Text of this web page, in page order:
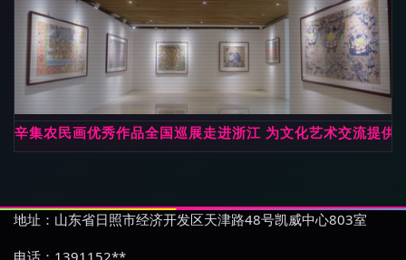
辛集农民画优秀作品全国巡展走进浙江 为文化艺术交流提供
地址：山东省日照市经济开发区天津路48号凯威中心803室
电话：1391152**